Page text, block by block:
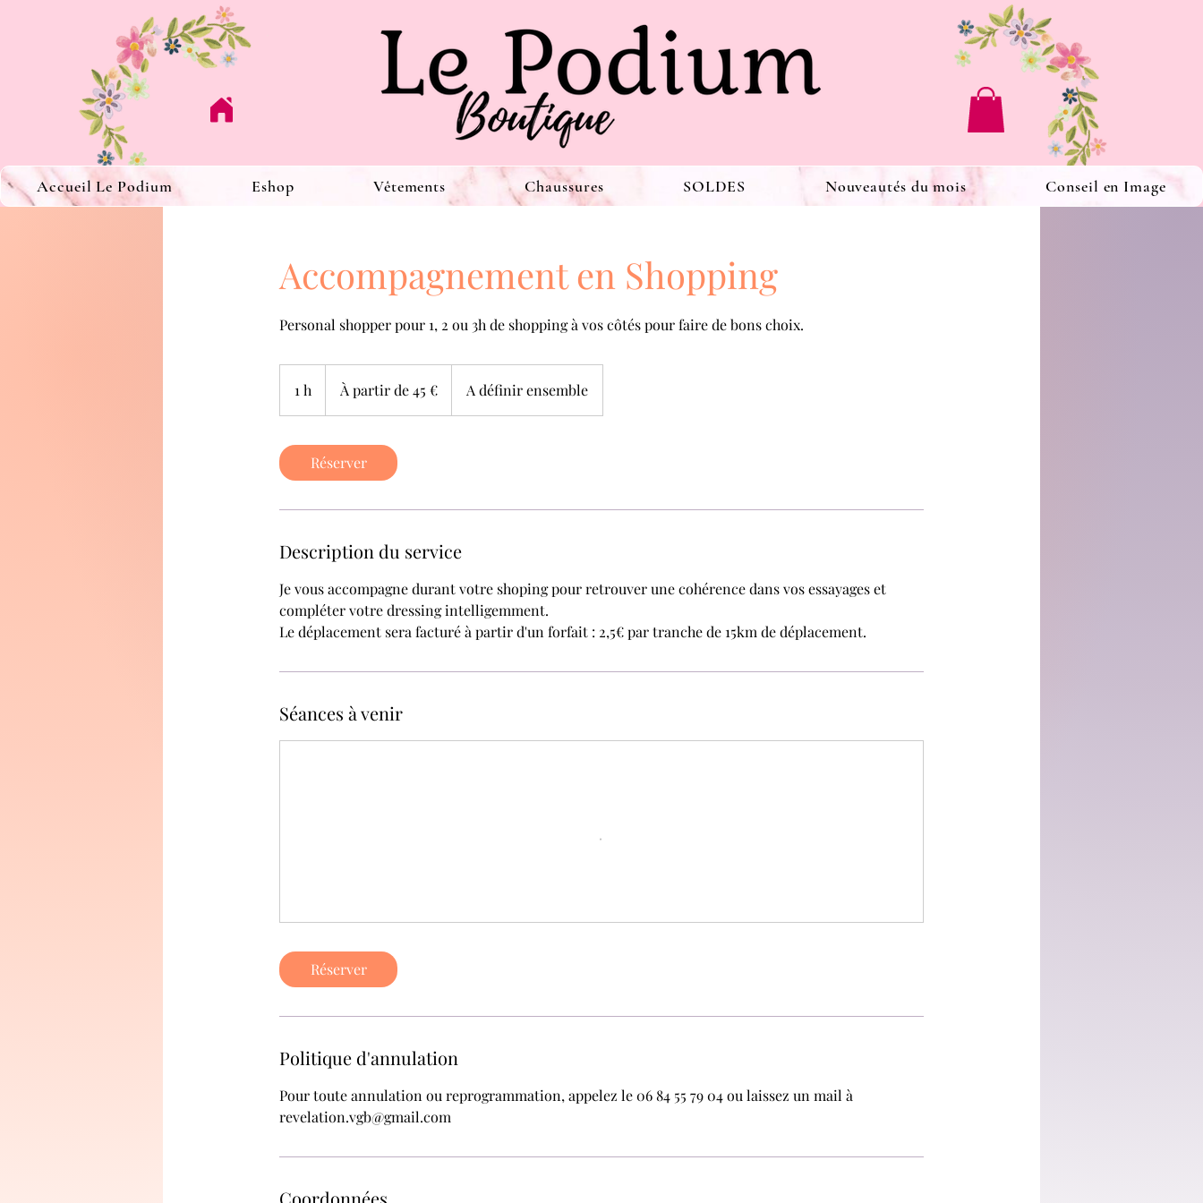
Accueil Le Podium Eshop Vêtements Chaussures SOLDES Nouveautés du mois Conseil en Image
Accompagnement en Shopping
Personal shopper pour 1, 2 ou 3h de shopping à vos côtés pour faire de bons choix.
1 h
partir
À partir de 45 € A définir ensemble
Réserver
Description du service
Je vous accompagne durant votre shoping pour retrouver une cohérence dans vos essayages et
compléter votre dressing intelligemment.
Le déplacement sera facturé à partir d'un forfait : 2,5€ par tranche de 15km de déplacement.
Séances à venir
Réserver
Politique d'annulation
Pour toute annulation ou reprogrammation, appelez le 06 84 55 79 04 ou laissez un mail à
revelation.vgb@gmail.com